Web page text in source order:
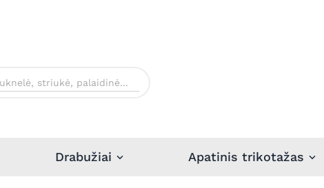
Drabužiai Apatinis trikotažas